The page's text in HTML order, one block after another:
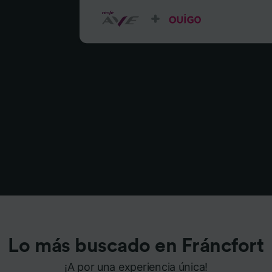
Lo más buscado en Fráncfort
¡A por una experiencia única!